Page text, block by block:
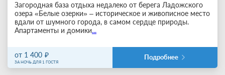
Загородная база отдыха недалеко от берега Ладожского
озера «Белые озерки» – историческое и живописное место
вдали от шумного города, в самом сердце природы.
Апартаменты и домики...
от 1 400
ЗА НОЧЬ ДЛЯ 1 ГОСТЯ
Подробнее